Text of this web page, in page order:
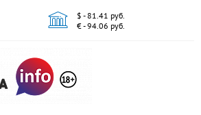
$ - 81.41 руб.
€ - 94.06 руб.